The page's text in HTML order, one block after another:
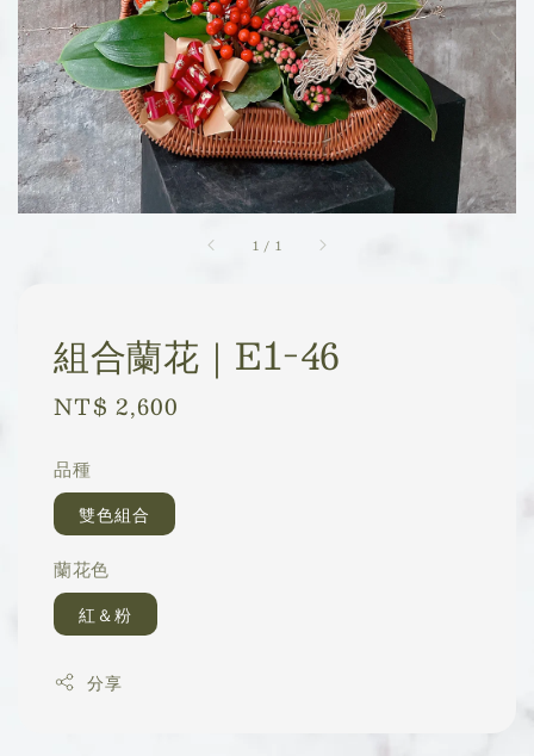
1 / 1
組合蘭花｜E1-46
Regular
NT$ 2,600
品種
雙色組合
蘭花色
紅＆粉
分享